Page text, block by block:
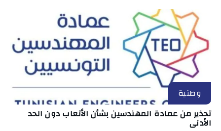
وطنية
تحذير من عمادة المهندسين بشأن الأتعاب دون الحد
الأدنى